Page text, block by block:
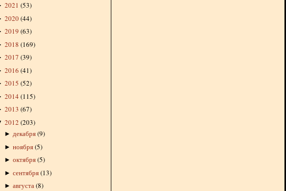
2021 (53)
2020(44)
2019 (63)
2018 (169)
2017 (39)
2016 (41)
2015 (52)
2014 (115)
2013 (67)
2012 (203)
► декабря(9)
► ноября(5)
► октября(5)
► сентября(13)
► августа(8)